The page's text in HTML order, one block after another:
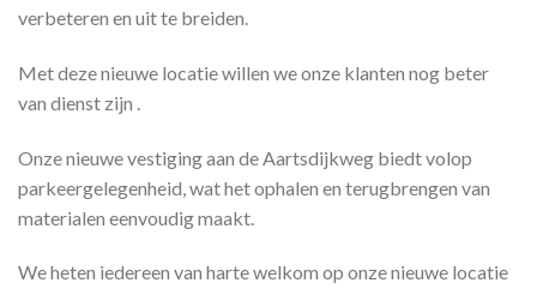
verbeteren en uit te breiden.
Met deze nieuwe locatie willen we onze klanten nog beter
van dienst zijn .
Onze nieuwe vestiging aan de Aartsdijkweg biedt volop
parkeergelegenheid, wat het ophalen en terugbrengen van
materialen eenvoudig maakt.
We heten iedereen van harte welkom op onze nieuwe locatie